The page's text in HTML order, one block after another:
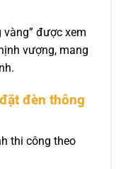
vàng” được xem
vượng, mang
đèn thông
thi công theo